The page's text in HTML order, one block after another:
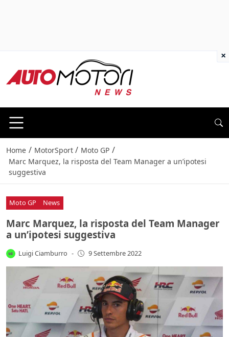
Home / MotorSport / Moto GP /
Marc Marquez, la risposta del Team Manager a un’ipotesi
suggestiva
Moto GP News
Marc Marquez, la risposta del Team Manager
a un’ipotesi suggestiva
Luigi Ciamburro - 9 Settembre 2022
×